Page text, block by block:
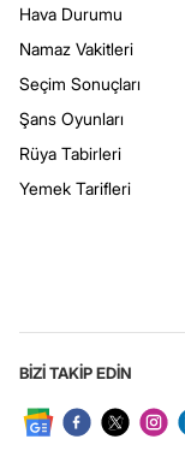
Hava Durumu
Namaz Vakitleri
Seçim Sonuçları
Şans Oyunları
Rüya Tabirleri
Yemek Tarifleri
BİZİ TAKİP EDİN